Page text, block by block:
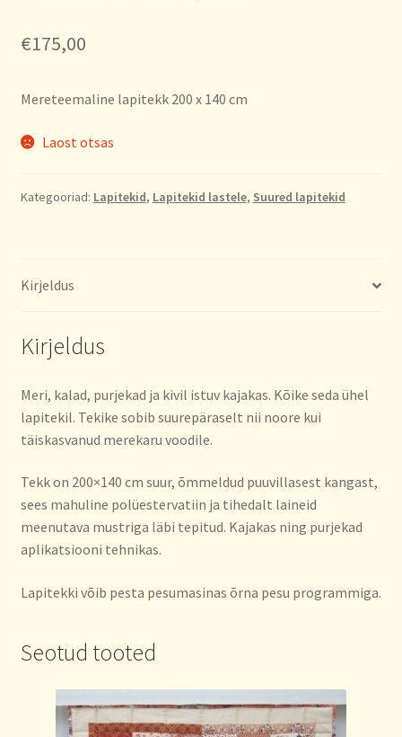
€175,00
Mereteemaline lapitekk 200 x 140 cm
Laost otsas
Kategooriad: Lapitekid, Lapitekid lastele, Suured lapitekid
Kirjeldus
Kirjeldus
Meri, kalad, purjekad ja kivil istuv kajakas. Kõike seda ühel
lapitekil. Tekike sobib suurepäraselt nii noore kui
täiskasvanud merekaru voodile.
Tekk on 200×140 cm suur, õmmeldud puuvillasest kangast,
sees mahuline polüestervatiin ja tihedalt laineid
meenutava mustriga läbi tepitud. Kajakas ning purjekad
aplikatsiooni tehnikas.
Lapitekki võib pesta pesumasinas õrna pesu programmiga.
Seotud tooted